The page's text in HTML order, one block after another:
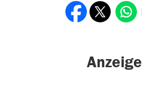
Anzeige